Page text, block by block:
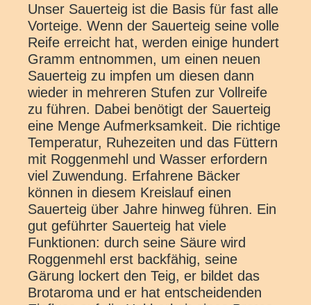
Unser Sauerteig ist die Basis für fast alle
Vorteige. Wenn der Sauerteig seine volle
Reife erreicht hat, werden einige hundert
Gramm entnommen, um einen neuen
Sauerteig zu impfen um diesen dann
wieder in mehreren Stufen zur Vollreife
zu führen. Dabei benötigt der Sauerteig
eine Menge Aufmerksamkeit. Die richtige
Temperatur, Ruhezeiten und das Füttern
mit Roggenmehl und Wasser erfordern
viel Zuwendung. Erfahrene Bäcker
können in diesem Kreislauf einen
Sauerteig über Jahre hinweg führen. Ein
gut geführter Sauerteig hat viele
Funktionen: durch seine Säure wird
Roggenmehl erst backfähig, seine
Gärung lockert den Teig, er bildet das
Brotaroma und er hat entscheidenden